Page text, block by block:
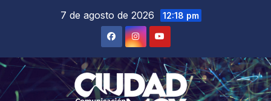
7 de agosto de 2026 12:18 pm